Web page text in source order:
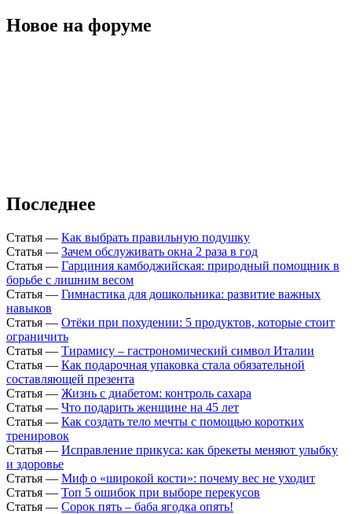
Новое на форуме
Последнее
Статья — Как выбрать правильную подушку
Статья — Зачем обслуживать окна 2 раза в год
Статья — Гарциния камбоджийская: природный помощник в
борьбе с лишним весом
Статья — Гимнастика для дошкольника: развитие важных
навыков
Статья — Отёки при похудении: 5 продуктов, которые стоит
ограничить
Статья — Тирамису – гастрономический символ Италии
Статья — Как подарочная упаковка стала обязательной
составляющей презента
Статья — Жизнь с диабетом: контроль сахара
Статья — Что подарить женщине на 45 лет
Статья — Как создать тело мечты с помощью коротких
тренировок
Статья — Исправление прикуса: как брекеты меняют улыбку
и здоровье
Статья — Миф о «широкой кости»: почему вес не уходит
Статья — Топ 5 ошибок при выборе перекусов
Статья — Сорок пять – баба ягодка опять!